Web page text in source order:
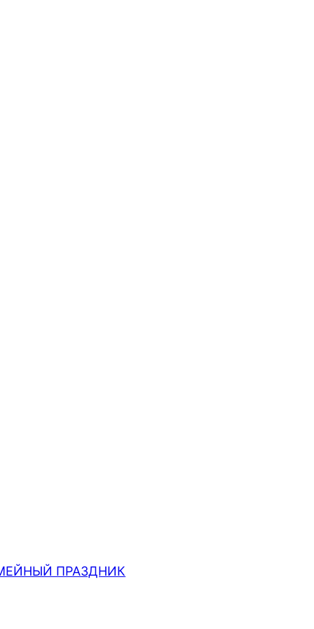
ПРАЗДНИК